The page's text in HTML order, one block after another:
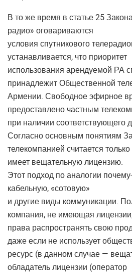
В то же время в статье 25
радио» оговариваются
условия спутникового
устанавливается, что приоритет
использования арендуемой РА
принадлежит Общественной
Армении. Свободное эфирное
предоставлено частным
при наличии соответствующего
Согласно основным понятиям
телекомпанией считается
имеет вещательную лицензию.
Этот подход по аналогии
кабельную, «сотовую»
и другие виды коммуникации.
компания, не имеющая
права распространять свою
даже если не использует
ресурс (в данном случае —
обладатель лицензии (оператор